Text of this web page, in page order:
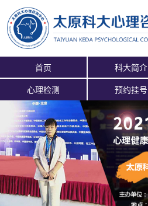
首页 科大简介
心理检测
预约挂号